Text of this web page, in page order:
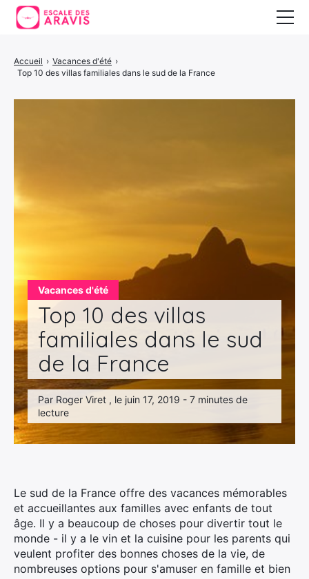
Vacances d'été
Top 10 des villas
familiales dans le sud
de la France
Par Roger Viret , le juin 17, 2019 - 7 minutes de
lecture
Accueil › Vacances d'été ›
Top 10 des villas familiales dans le sud de la France
Le sud de la France offre des vacances mémorables
et accueillantes aux familles avec enfants de tout
âge. Il y a beaucoup de choses pour divertir tout le
monde - il y a le vin et la cuisine pour les parents qui
veulent profiter des bonnes choses de la vie, de
nombreuses options pour s'amuser en famille et bien
Vacances d’été